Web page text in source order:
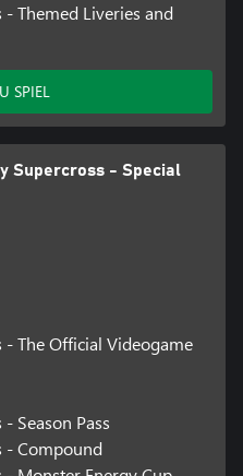
Themed Liveries and
SPIEL
Supercross - Special
The Official Videogame
Season Pass
- Compound